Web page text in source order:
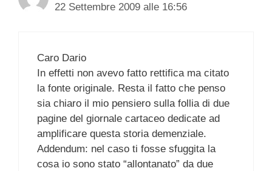
22 Settembre 2009 alle 16:56
Caro Dario
In effetti non avevo fatto rettifica ma citato
la fonte originale. Resta il fatto che penso
sia chiaro il mio pensiero sulla follia di due
pagine del giornale cartaceo dedicate ad
amplificare questa storia demenziale.
Addendum: nel caso ti fosse sfuggita la
cosa io sono stato “allontanato” da due